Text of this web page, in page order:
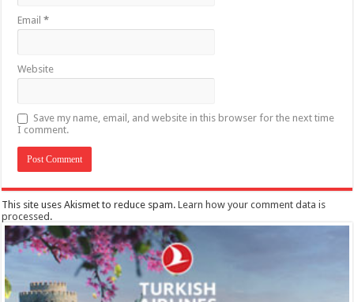
Email*
Website
Save my name, email, and website in this browser for the next time
I comment.
This site uses Akismet to reduce spam.Learn how your comment data is
processed.